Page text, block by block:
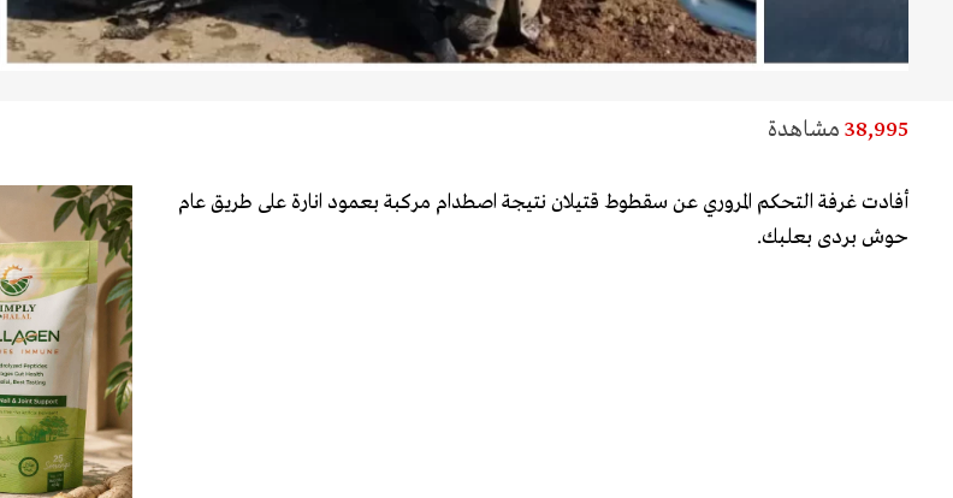
38,995 مشاهدة
أفادت غرفة التحكم المروري عن سقطوط قتيلان نتيجة اصطدام مركبة بعمود انارة على طريق عام
حوش بردى بعلبك.